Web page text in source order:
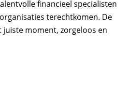
financieel specialisten
terechtkomen. De
juiste moment, zorgeloos en